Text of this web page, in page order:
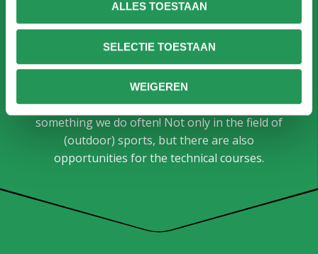
ALLES TOESTAAN
SELECTIE TOESTAAN
WEIGEREN
Educational projects
Collaborating with different courses is fun and
something we do often! Not only in the field of
(outdoor) sports, but there are also
opportunities for the technical courses.